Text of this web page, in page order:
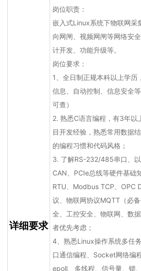
详细要求
岗位职责：
嵌入式Linux系统下物联网采
向网闸、视频网闸等网络安
计开发、功能升级等。
岗位要求：
1、全日制正规本科以上学历
信息、自动控制、信息安全
可查）
2. 熟悉C语言编程，有3年以
目开发经验，熟悉常用数据
的编程习惯和代码风格；
3. 了解RS-232/485串口、以
CAN、PCIe总线等硬件基础
RTU、Modbus TCP、OPC
议、物联网协议MQTT（必
全、工控安全、物联网、数
者优先考虑；
4、熟悉Linux操作系统多任
口通信编程、Socket网络编
epoll、多线程、信号量、锁